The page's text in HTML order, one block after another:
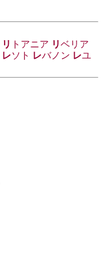
リ トアニア リベリア
レソト レバノン レユ